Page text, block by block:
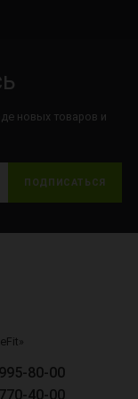
новых товаров и
ПОДПИСАТЬСЯ
80-00
40-00